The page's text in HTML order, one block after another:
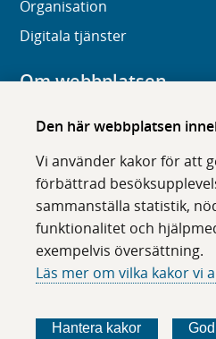
Den här webbplatsen
Vi använder kakor för att
förbättrad
sammanställa statistik,
funktionalitet och
exempelvis översättning.
Läs mer om vilka kakor vi
Hantera kakor
Organisation
Digitala tjänster
Om webbplatsen
Om karolinska.se
Tillgänglighet
Om cookies
Följ oss i sociala medier
ö
ö
ö